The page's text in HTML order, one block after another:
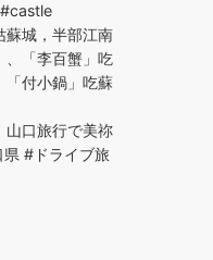
蘇城，半部江南
、「李百蟹」吃
「付小鍋」吃蘇
山口旅行で美祢
#ドライブ旅